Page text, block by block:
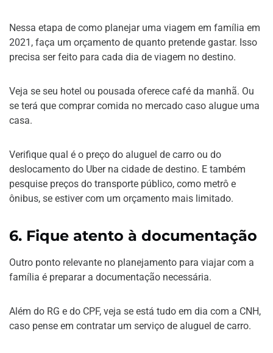
Nessa etapa de como planejar uma viagem em família em
2021, faça um orçamento de quanto pretende gastar. Isso
precisa ser feito para cada dia de viagem no destino.
Veja se seu hotel ou pousada oferece café da manhã. Ou
se terá que comprar comida no mercado caso alugue uma
casa.
Verifique qual é o preço do aluguel de carro ou do
deslocamento do Uber na cidade de destino. E também
pesquise preços do transporte público, como metrô e
ônibus, se estiver com um orçamento mais limitado.
6. Fique atento à documentação
Outro ponto relevante no planejamento para viajar com a
família é preparar a documentação necessária.
Além do RG e do CPF, veja se está tudo em dia com a CNH,
caso pense em contratar um serviço de aluguel de carro.